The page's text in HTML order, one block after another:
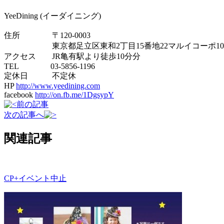
YeeDining (イーダイニング)
住所 〒120-0003
東京都足立区東和2丁目15番地22マルイコーポ
アクセス JR亀有駅より徒歩10分分
TEL 03-5856-1196
定休日 不定休
HPhttp://www.yeedining.com
facebook http://on.fb.me/1DgsypY
前の記事
次の記事へ
関連記事
CP+イベント中止